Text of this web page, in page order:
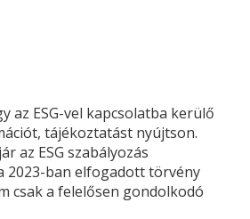
az ESG-vel kapcsolatba kerülő
tájékoztatást nyújtson.
az ESG szabályozás
2023-ban elfogadott törvény
csak a felelősen gondolkodó